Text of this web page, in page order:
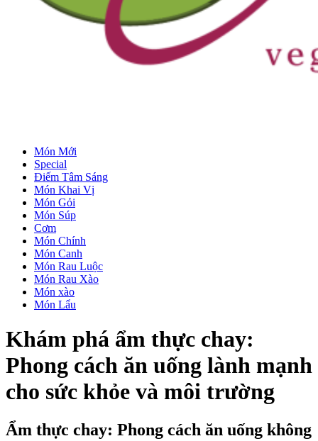
Món Mới
Special
Điếm Tâm Sáng
Món Khai Vị
Món Gỏi
Món Súp
Cơm
Món Chính
Món Canh
Món Rau Luộc
Món Rau Xào
Món xào
Món Lẩu
Khám phá ẩm thực chay:
Phong cách ăn uống lành mạnh
cho sức khỏe và môi trường
Ẩm thực chay: Phong cách ăn uống không